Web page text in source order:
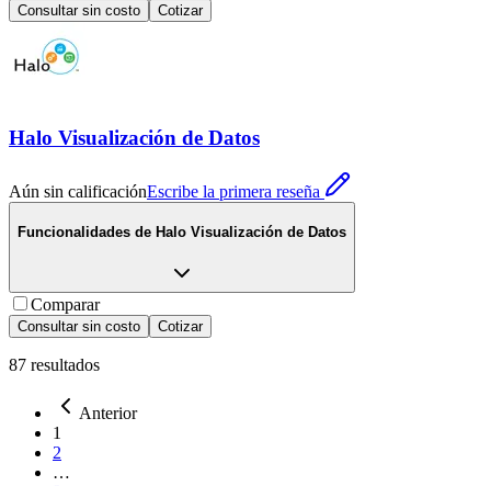
Consultar sin costo Cotizar
Halo Visualización de Datos
Aún sin calificaciónEscribe la primera reseña
Funcionalidades de Halo Visualización de Datos
Comparar
Consultar sin costo Cotizar
87 resultados
Anterior
1
2
…